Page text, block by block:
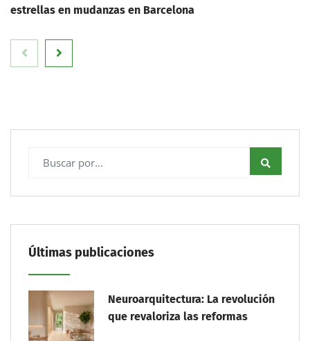
estrellas en mudanzas en Barcelona
Últimas publicaciones
Neuroarquitectura: La revolución
que revaloriza las reformas